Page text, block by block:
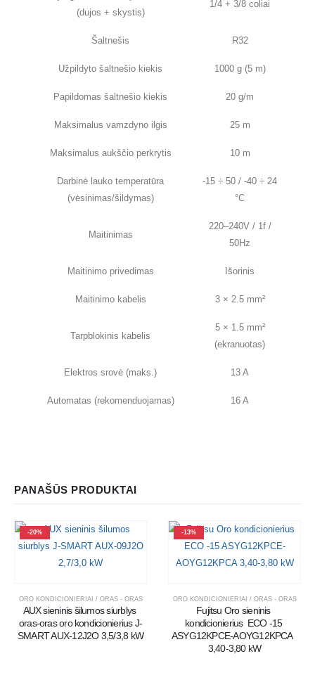
(dujos + skystis)
1/4 + 3/8 coliai
Šaltnešis R32
Užpildyto šaltnešio kiekis 1000 g (5 m)
Papildomas šaltnešio kiekis 20 g/m
Maksimalus vamzdyno ilgis 25 m
Maksimalus aukščio perkrytis 10 m
Darbinė lauko temperatūra
(vėsinimas/šildymas)
-15 ÷ 50 / -40 ÷ 24
°C
Maitinimas
220–240V / 1f /
50Hz
Maitinimo privedimas Išorinis
Maitinimo kabelis 3 × 2.5 mm²
Tarpblokinis kabelis
5 × 1.5 mm²
(ekranuotas)
Elektros srovė (maks.) 13 A
Automatas (rekomenduojamas) 16 A
PANAŠŪS PRODUKTAI
-20%
ORO KONDICIONIERIAI / ORAS - ORAS
AUX sieninis šilumos siurblys
oras-oras oro kondicionierius J-
SMART AUX-12J2O 3,5/3,8 kW
-13%
ORO KONDICIONIERIAI / ORAS - ORAS
Fujitsu Oro sieninis
kondicionierius  ECO -15
ASYG12KPCE-AOYG12KPCA
3,40-3,80 kW